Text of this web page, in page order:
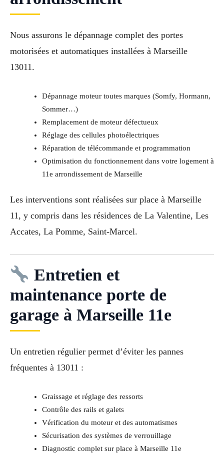
Nous assurons le dépannage complet des portes
motorisées et automatiques installées à Marseille
13011.
Dépannage moteur toutes marques (Somfy, Hormann,
Sommer…)
Remplacement de moteur défectueux
Réglage des cellules photoélectriques
Réparation de télécommande et programmation
Optimisation du fonctionnement dans votre logement à
11e arrondissement de Marseille
Les interventions sont réalisées sur place à Marseille
11, y compris dans les résidences de La Valentine, Les
Accates, La Pomme, Saint-Marcel.
Entretien et
maintenance porte de
garage à Marseille 11e
Un entretien régulier permet d’éviter les pannes
fréquentes à 13011 :
Graissage et réglage des ressorts
Contrôle des rails et galets
Vérification du moteur et des automatismes
Sécurisation des systèmes de verrouillage
Diagnostic complet sur place à Marseille 11e